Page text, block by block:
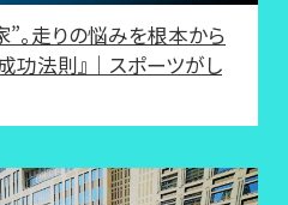
。走りの悩みを根本から
功法則』｜スポーツがし